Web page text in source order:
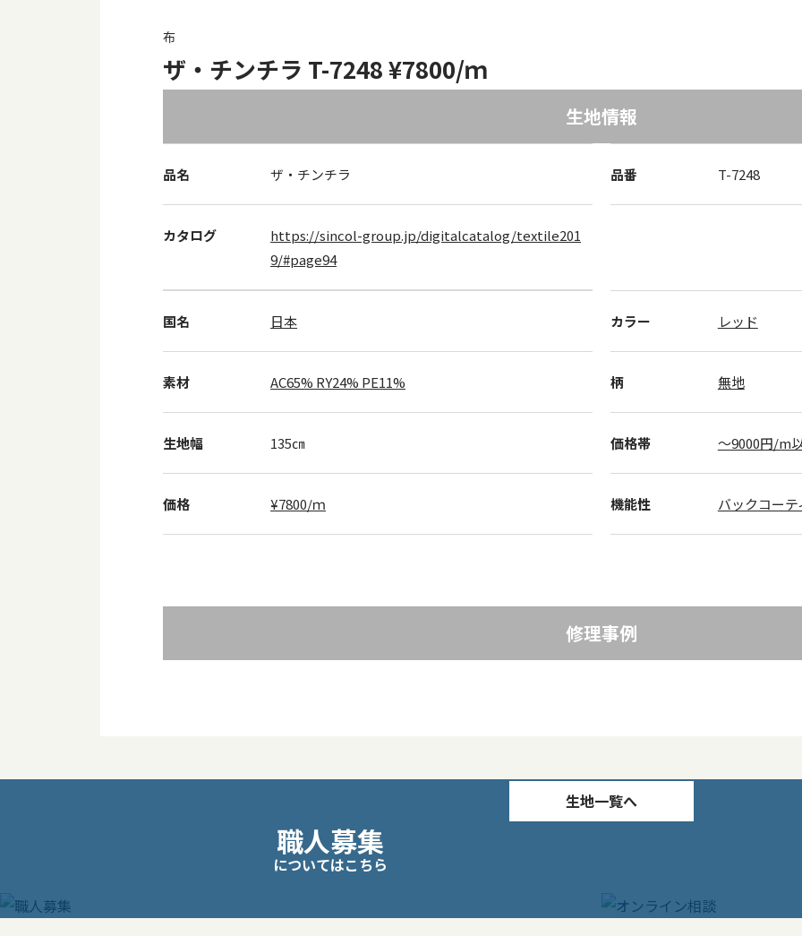
布
ザ・チンチラ T-7248 ¥7800/ｍ
生地情報
品名 ザ・チンチラ 品番 T-7248
カタログ
https://sincol-group.jp/digitalcatalog/textile201
9/#page94
国名 日本 カラー レッド
素材 AC65% RY24% PE11% 柄 無地
生地幅 135㎝ 価格帯 ～9000円/m
価格 ¥7800/ｍ 機能性 バックコーテ
修理事例
生地一覧へ
職人募集
についてはこちら